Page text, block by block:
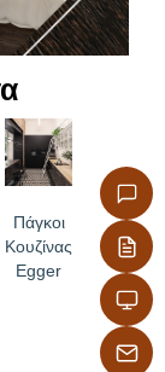
Πάγκοι
Κουζίνας
Egger